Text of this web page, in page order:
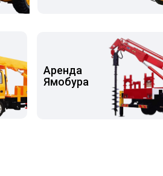
Аренда
Ямобура